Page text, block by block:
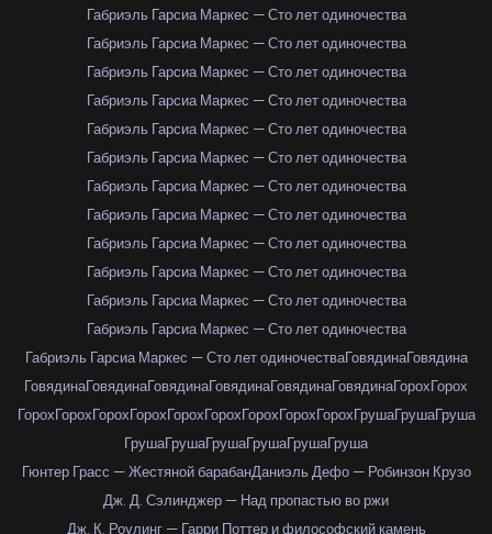
Габриэль Гарсиа Маркес — Сто лет одиночества
Габриэль Гарсиа Маркес — Сто лет одиночества
Габриэль Гарсиа Маркес — Сто лет одиночества
Габриэль Гарсиа Маркес — Сто лет одиночества
Габриэль Гарсиа Маркес — Сто лет одиночества
Габриэль Гарсиа Маркес — Сто лет одиночества
Габриэль Гарсиа Маркес — Сто лет одиночества
Габриэль Гарсиа Маркес — Сто лет одиночества
Габриэль Гарсиа Маркес — Сто лет одиночества
Габриэль Гарсиа Маркес — Сто лет одиночества
Габриэль Гарсиа Маркес — Сто лет одиночества
Габриэль Гарсиа Маркес — Сто лет одиночества
Габриэль Гарсиа Маркес — Сто лет одиночестваГовядинаГовядина
ГовядинаГовядинаГовядинаГовядинаГовядинаГовядинаГорохГорох
ГорохГорохГорохГорохГорохГорохГорохГорохГорохГрушаГрушаГруша
ГрушаГрушаГрушаГрушаГрушаГруша
Гюнтер Грасс — Жестяной барабанДаниэль Дефо — Робинзон Крузо
Дж. Д. Сэлинджер — Над пропастью во ржи
Дж. К. Роулинг — Гарри Поттер и философский камень